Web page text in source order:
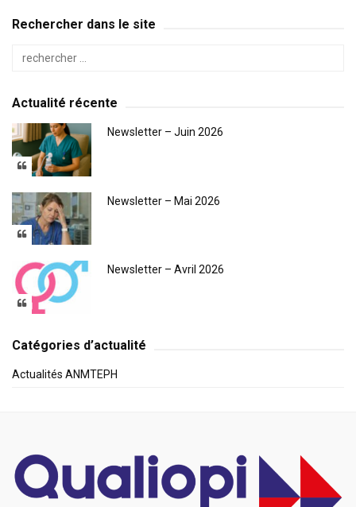
Rechercher dans le site
Actualité récente
Newsletter – Juin 2026
Newsletter – Mai 2026
Newsletter – Avril 2026
Catégories d’actualité
Actualités ANMTEPH